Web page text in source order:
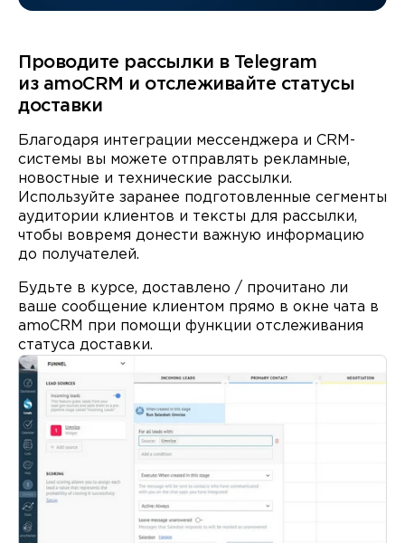
Проводите рассылки в Telegram
из amoCRM и отслеживайте статусы
доставки
Благодаря интеграции мессенджера и CRM-
системы вы можете отправлять рекламные,
новостные и технические рассылки.
Используйте заранее подготовленные сегменты
аудитории клиентов и тексты для рассылки,
чтобы вовремя донести важную информацию
до получателей.
Будьте в курсе, доставлено / прочитано ли
ваше сообщение клиентом прямо в окне чата в
amoCRM при помощи функции отслеживания
статуса доставки.